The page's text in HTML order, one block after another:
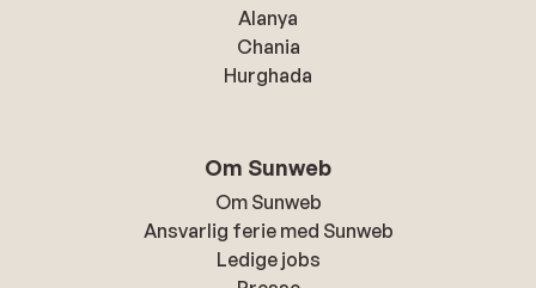
Alanya
Chania
Hurghada
Om Sunweb
Om Sunweb
Ansvarlig ferie med Sunweb
Ledige jobs